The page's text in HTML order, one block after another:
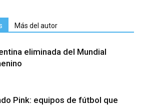
Más del autor
eliminada del Mundial
Pink: equipos de fútbol que